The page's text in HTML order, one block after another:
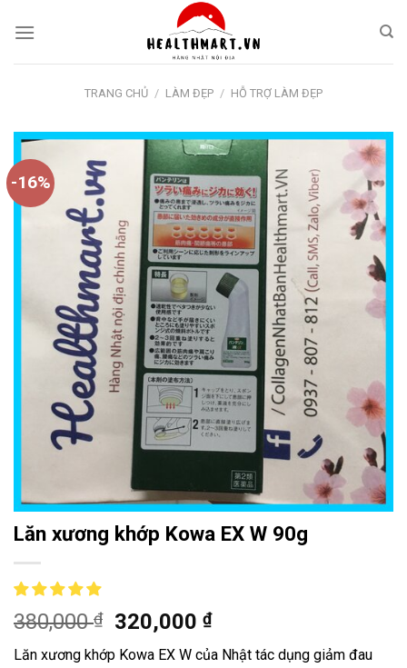
TRANG CHỦ / LÀM ĐẸP / HỖ TRỢ LÀM ĐẸP
-16%
Lăn xương khớp Kowa EX W 90g
380,000₫ 320,000₫
Lăn xương khớp Kowa EX W của Nhật tác dụng giảm đau